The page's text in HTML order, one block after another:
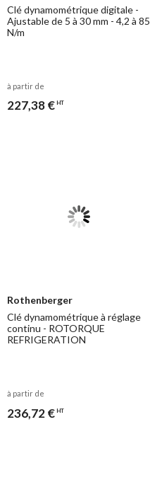
Clé dynamométrique digitale -
Ajustable de 5 à 30 mm - 4,2 à 85
N/m
à partir de
227,38 € HT
Rothenberger
Clé dynamométrique à réglage
continu - ROTORQUE
REFRIGERATION
à partir de
236,72 € HT